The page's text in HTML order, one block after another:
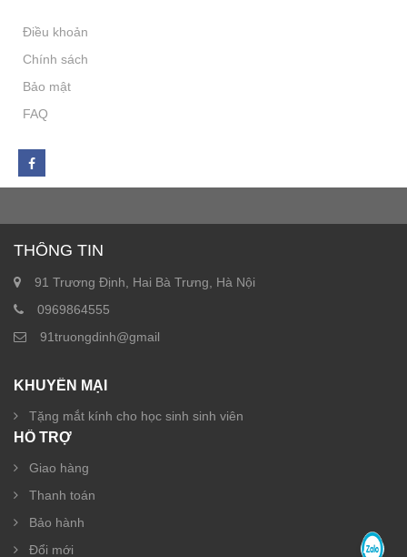
Điều khoản
Chính sách
Bảo mật
FAQ
THÔNG TIN
91 Trương Định, Hai Bà Trưng, Hà Nội
0969864555
91truongdinh@gmail
KHUYẾN MẠI
Tặng mắt kính cho học sinh sinh viên
HỖ TRỢ
Giao hàng
Thanh toán
Bảo hành
Đổi mới